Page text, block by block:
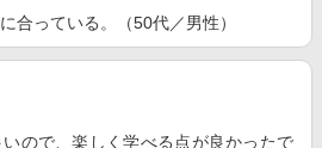
合っている。（50代／男性）
ので、楽しく学べる点が良かったで